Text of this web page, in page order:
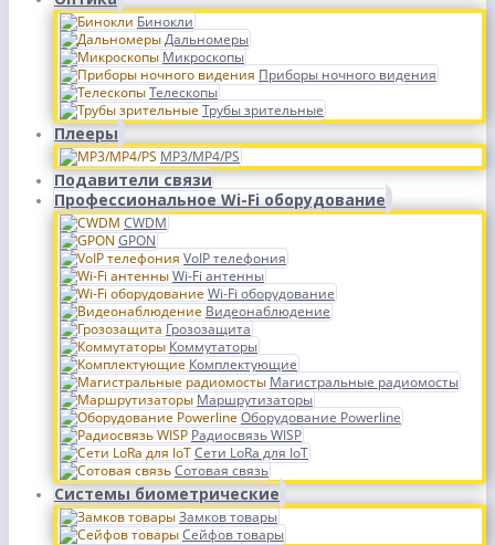
Бинокли
Дальномеры
Микроскопы
Приборы ночного видения
Телескопы
Трубы зрительные
Плееры
MP3/MP4/PS
Подавители связи
Профессиональное Wi-Fi оборудование
CWDM
GPON
VoIP телефония
Wi-Fi антенны
Wi-Fi оборудование
Видеонаблюдение
Грозозащита
Коммутаторы
Комплектующие
Магистральные радиомосты
Маршрутизаторы
Оборудование Powerline
Радиосвязь WISP
Сети LoRa для IoT
Сотовая связь
Системы биометрические
Замков товары
Сейфов товары